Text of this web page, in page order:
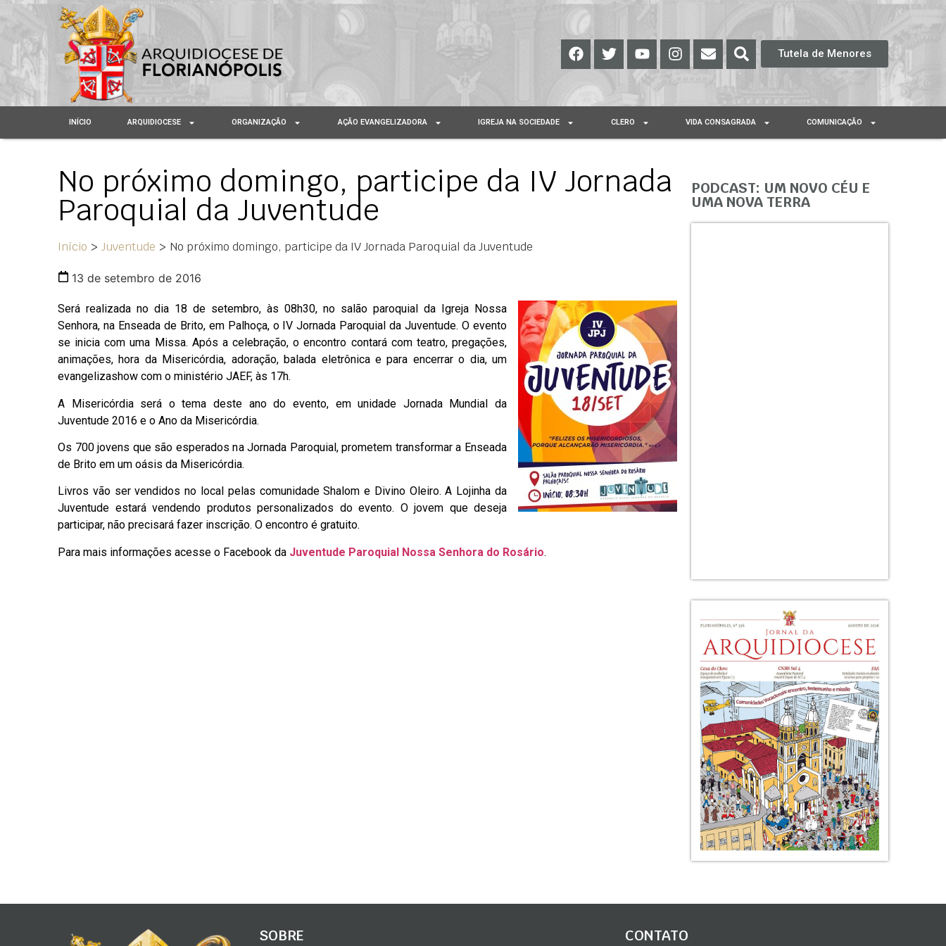
Tutela de Menores
INÍCIO ARQUIDIOCESE ORGANIZAÇÃO AÇÃO EVANGELIZADORA IGREJA NA SOCIEDADE CLERO VIDA CONSAGRADA COMUNICAÇÃO
No próximo domingo, participe da IV Jornada
Paroquial da Juventude
Início > Juventude > No próximo domingo, participe da IV Jornada Paroquial da Juventude
13 de setembro de 2016
Será realizada no dia 18 de setembro, às 08h30, no salão paroquial da Igreja Nossa
Senhora, na Enseada de Brito, em Palhoça, o IV Jornada Paroquial da Juventude. O evento
se inicia com uma Missa. Após a celebração, o encontro contará com teatro, pregações,
animações, hora da Misericórdia, adoração, balada eletrônica e para encerrar o dia, um
evangelizashow com o ministério JAEF, às 17h.
A Misericórdia será o tema deste ano do evento, em unidade Jornada Mundial da
Juventude 2016 e o Ano da Misericórdia.
Os 700 jovens que são esperados na Jornada Paroquial, prometem transformar a Enseada
de Brito em um oásis da Misericórdia.
Livros vão ser vendidos no local pelas comunidade Shalom e Divino Oleiro. A Lojinha da
Juventude estará vendendo produtos personalizados do evento. O jovem que deseja
participar, não precisará fazer inscrição. O encontro é gratuito.
Para mais informações acesse o Facebook da Juventude Paroquial Nossa Senhora do Rosário.
PODCAST: UM NOVO CÉU E
UMA NOVA TERRA
SOBRE CONTATO